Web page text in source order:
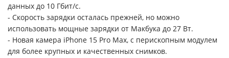
данных до 10 Гбит/с.
- Скорость зарядки осталась прежней, но можно
использовать мощные зарядки от Макбука до 27 Вт.
- Новая камера iPhone 15 Pro Max, с перископным модулем
для более крупных и качественных снимков.